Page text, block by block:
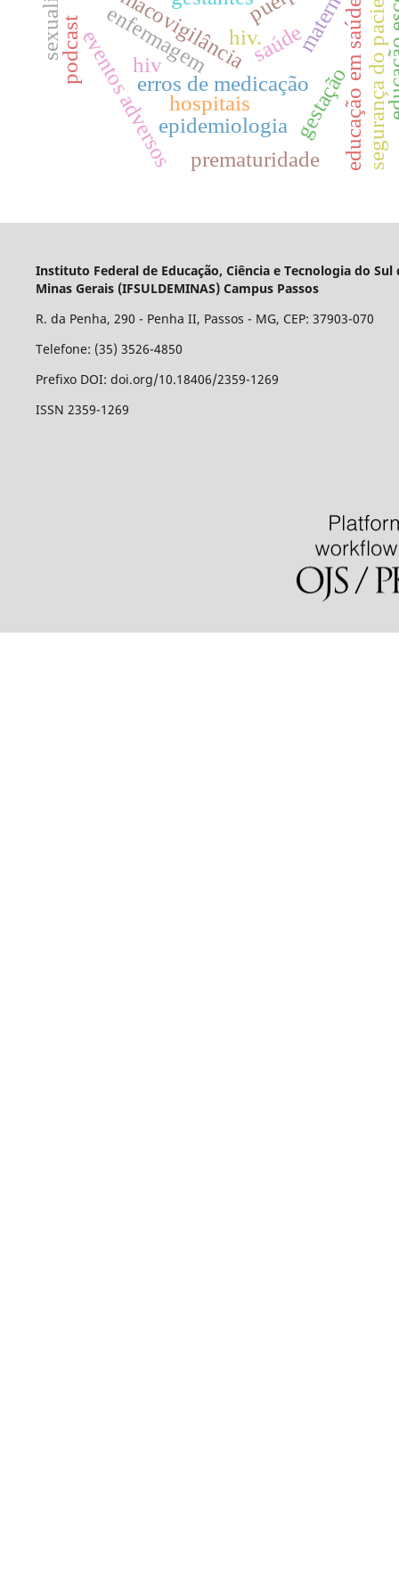
erros de medicação
hospitais
farmacovigilância
eventos adversos segurança do paciente
educação em saúde
enfermagem
hiv gestação
hiv.saúde
podcast
epidemiologia
prematuridade
Instituto Federal de Educação, Ciência e Tecnologia do Sul
Minas Gerais (IFSULDEMINAS) Campus Passos
R. da Penha, 290 - Penha II, Passos - MG, CEP: 37903-070
Telefone: (35) 3526-4850
Prefixo DOI: doi.org/10.18406/2359-1269
ISSN 2359-1269